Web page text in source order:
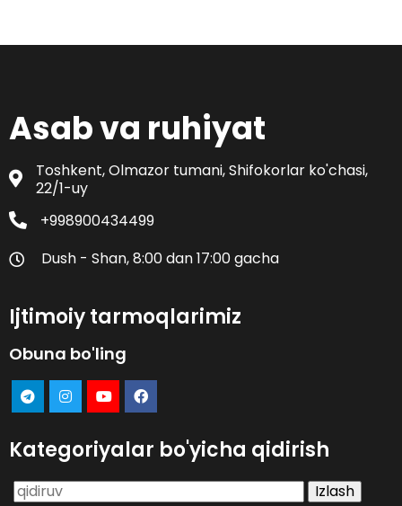
Asab va ruhiyat
Toshkent, Olmazor tumani, Shifokorlar ko'chasi,
22/1-uy
+998900434499
Dush - Shan, 8:00 dan 17:00 gacha
Ijtimoiy tarmoqlarimiz
Obuna bo'ling
Kategoriyalar bo'yicha qidirish
Qidirshish: